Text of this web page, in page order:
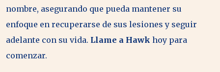
nombre, asegurando que pueda mantener su
enfoque en recuperarse de sus lesiones y seguir
adelante con su vida. Llame a Hawk hoy para
comenzar.